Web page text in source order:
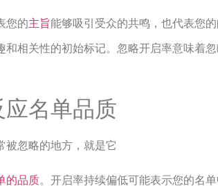
您的主旨能够吸引受众的共鸣，也代表您
和相关性的初始标记。忽略开启率意味着
名单品质
被忽略的地方，就是它
的品质。开启率持续偏低可能表示您的名